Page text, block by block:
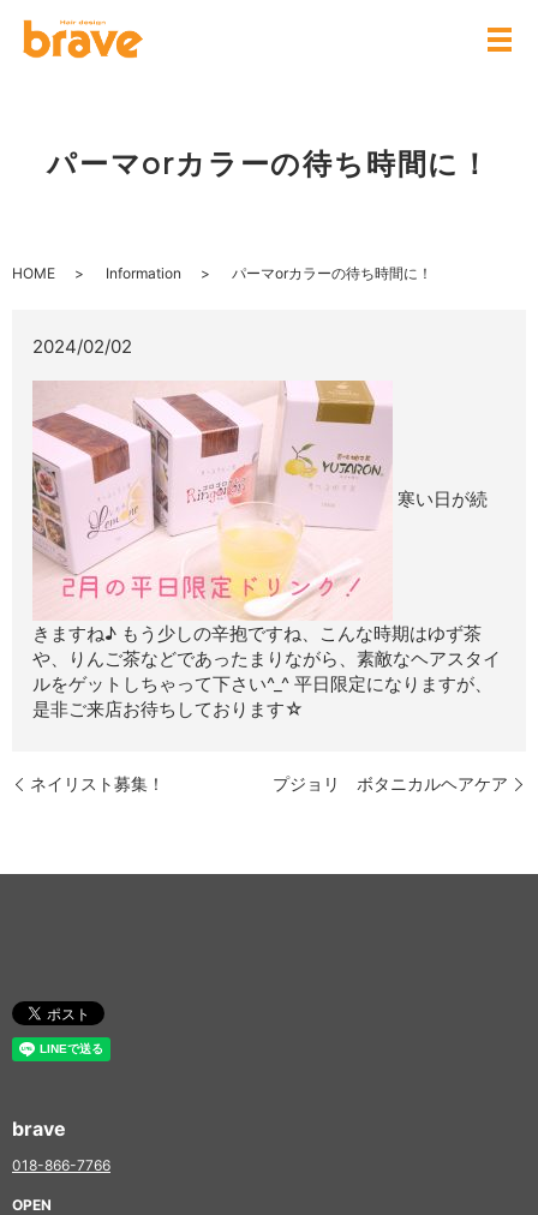
パーマorカラーの待ち時間に！
HOME Information パーマorカラーの待ち時間に！
2024/02/02
寒い日が続
きますね♪ もう少しの辛抱ですね、こんな時期はゆず茶
や、りんご茶などであったまりながら、素敵なヘアスタイ
ルをゲットしちゃって下さい^_^ 平日限定になりますが、
是非ご来店お待ちしております☆
ネイリスト募集！ プジョリ ボタニカルヘアケア
brave
018-866-7766
OPEN